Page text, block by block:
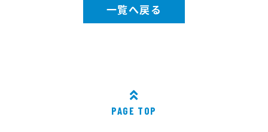
一覧へ戻る
PAGE TOP